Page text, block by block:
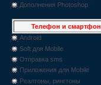
Дополнения Photoshop
Телефон и смартфон
Android
Soft для Mobile
Отправка sms
Приложения для Mobile
Реалтоны, рингтоны